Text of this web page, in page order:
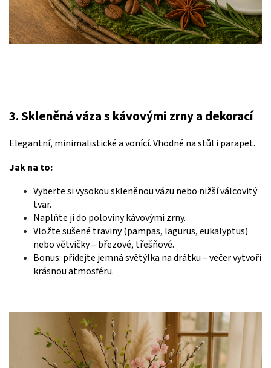
3. Skleněná váza s kávovými zrny a dekorací
Elegantní, minimalistické a vonící. Vhodné na stůl i parapet.
Jak na to:
Vyberte si vysokou skleněnou vázu nebo nižší válcovitý
tvar.
Naplňte ji do poloviny kávovými zrny.
Vložte sušené traviny (pampas, lagurus, eukalyptus)
nebo větvičky – březové, třešňové.
Bonus: přidejte jemná světýlka na drátku – večer vytvoří
krásnou atmosféru.